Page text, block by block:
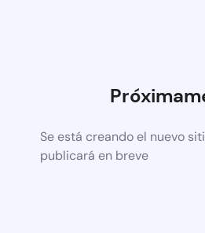
Se está creando el nuevo
publicará en breve